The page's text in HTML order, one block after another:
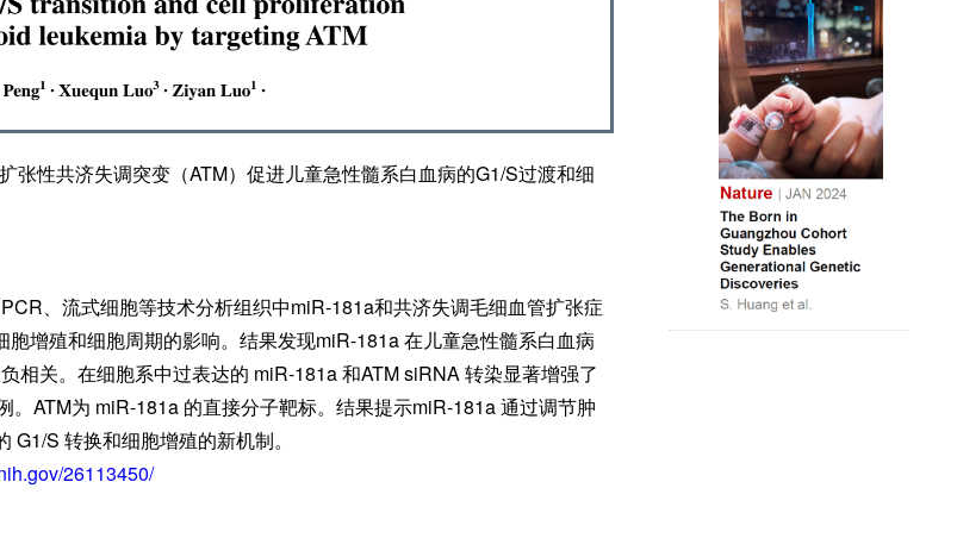
张性共济失调突变（ATM）促进儿童急性髓系白血病的G1/S过渡和细
、流式细胞等技术分析组织中miR-181a和共济失调毛细血管扩张症
胞增殖和细胞周期的影响。结果发现miR-181a 在儿童急性髓系白血病
相关。在细胞系中过表达的 miR-181a 和ATM siRNA 转染显著增强了
。ATM为 miR-181a 的直接分子靶标。结果提示miR-181a 通过调节肿
G1/S 转换和细胞增殖的新机制。
26113450/